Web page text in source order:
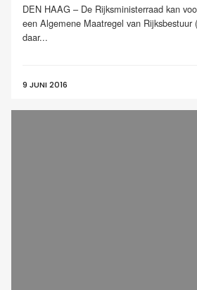
DEN HAAG – De Rijksministerraad kan
een Algemene Maatregel van Rijksbestuur
daar...
9 JUNI 2016